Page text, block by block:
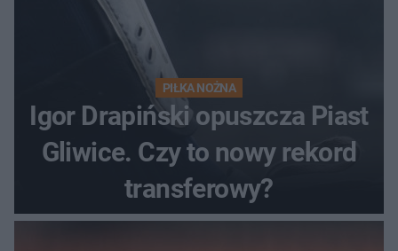
PIŁKA NOŻNA
Igor Drapiński opuszcza Piast
Gliwice. Czy to nowy rekord
transferowy?